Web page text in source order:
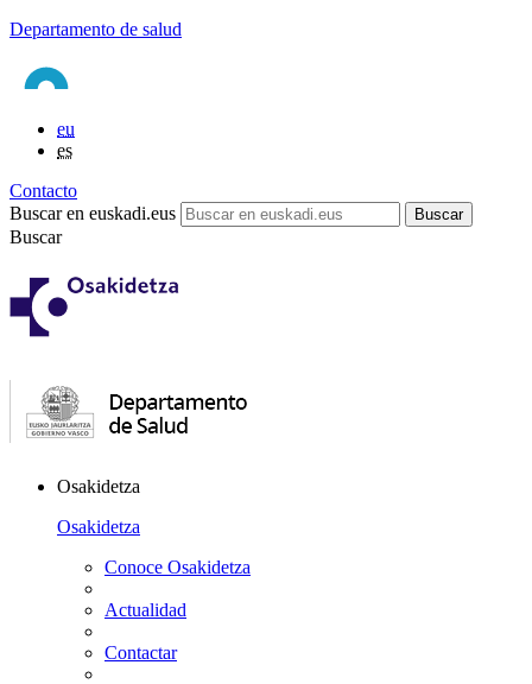
Departamento de salud
eu
es
Contacto
Buscar en euskadi.eus
Buscar
Osakidetza
Osakidetza
Conoce Osakidetza
Actualidad
Contactar